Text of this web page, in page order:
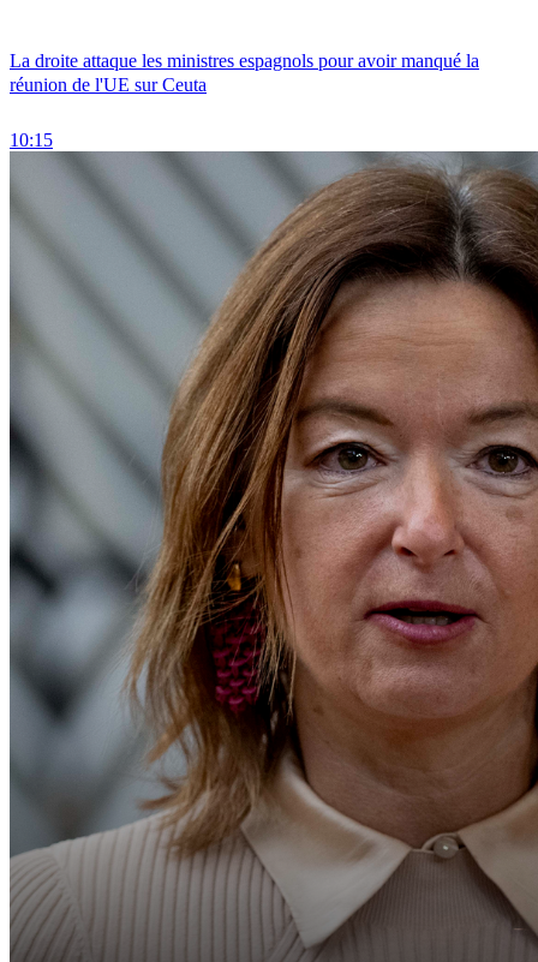
La droite attaque les ministres espagnols pour avoir manqué la
réunion de l'UE sur Ceuta
10:15